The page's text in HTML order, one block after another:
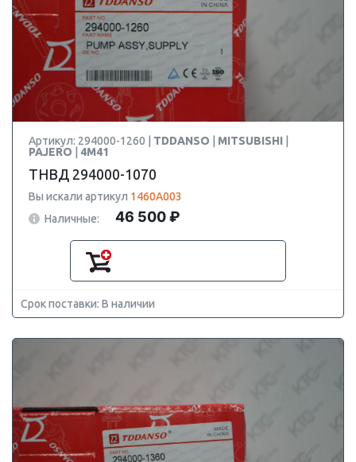
Артикул: 294000-1260 | TDDANSO MITSUBISHI
PAJERO
4M41
ТНВД 294000-1070
Вы искали артикул 1460A003
Наличные:
46 500 ₽
Срок поставки: В наличии